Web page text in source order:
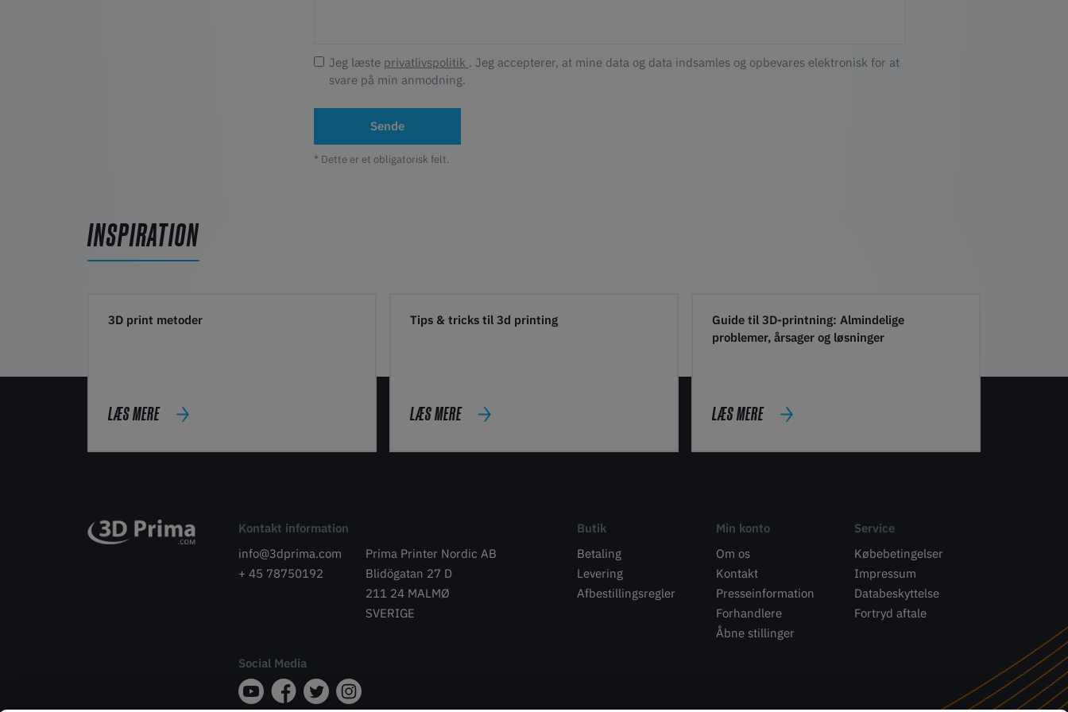
Jeg læste privatlivspolitik . Jeg accepterer, at mine data og data indsamles og opbevares elektronisk for at
svare på min anmodning.
Sende
* Dette er et obligatorisk felt.
INSPIRATION
3D print metoder
LÆS MERE
Tips & tricks til 3d printing
LÆS MERE
Guide til 3D-printning: Almindelige
problemer, årsager og løsninger
LÆS MERE
Kontakt information
info@3dprima.com
+ 45 78750192
Prima Printer Nordic AB
Blidögatan 27 D
211 24 MALMØ
SVERIGE
Social Media
Butik
Betaling
Levering
Afbestillingsregler
Min konto
Om os
Kontakt
Presseinformation
Forhandlere
Åbne stillinger
Service
Købebetingelser
Impressum
Databeskyttelse
Fortryd aftale